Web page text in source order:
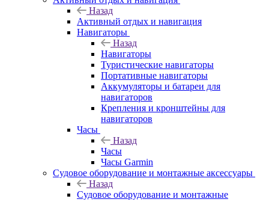
Назад
Активный отдых и навигация
Навигаторы
Назад
Навигаторы
Туристические навигаторы
Портативные навигаторы
Аккумуляторы и батареи для
навигаторов
Крепления и кронштейны для
навигаторов
Часы
Назад
Часы
Часы Garmin
Судовое оборудование и монтажные аксессуары
Назад
Судовое оборудование и монтажные